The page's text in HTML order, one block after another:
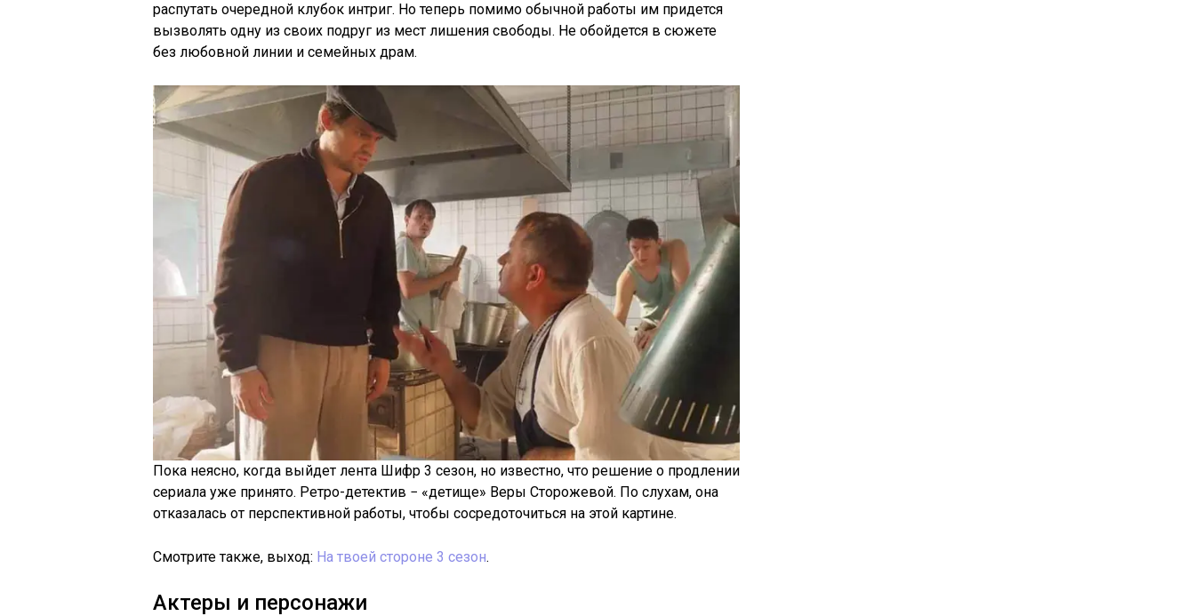
распутать очередной клубок интриг. Но теперь помимо обычной работы им придется
вызволять одну из своих подруг из мест лишения свободы. Не обойдется в сюжете
без любовной линии и семейных драм.
Пока неясно, когда выйдет лента Шифр 3 сезон, но известно, что решение о продлении
сериала уже принято. Ретро-детектив − «детище» Веры Сторожевой. По слухам, она
отказалась от перспективной работы, чтобы сосредоточиться на этой картине.
Смотрите также, выход: На твоей стороне 3 сезон.
Актеры и персонажи